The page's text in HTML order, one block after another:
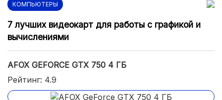
КОМПЬЮТЕРЫ
7 лучших видеокарт для работы с графикой и
вычислениями
AFOX GEFORCE GTX 750 4 ГБ
Рейтинг: 4.9